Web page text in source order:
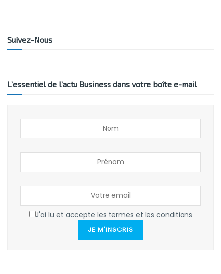
Suivez-Nous
L’essentiel de l’actu Business dans votre boîte e-mail
J'ai lu et accepte les termes et les conditions
JE M'INSCRIS